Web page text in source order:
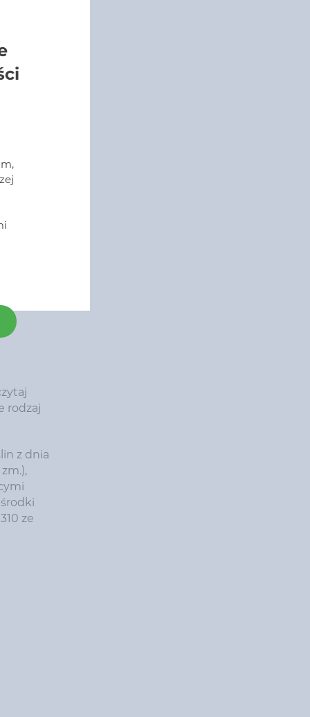
rodzaj
z dnia
ze